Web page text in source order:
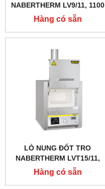
NABERTHERM LV9/11, 1100
ĐỘ 9 LÍT
Hàng có sẵn
LÒ NUNG ĐỐT TRO
NABERTHERM LVT15/11,
1100 ĐỘ 15 LÍT, CỬA
TRƯỢT LÊN
Hàng có sẵn